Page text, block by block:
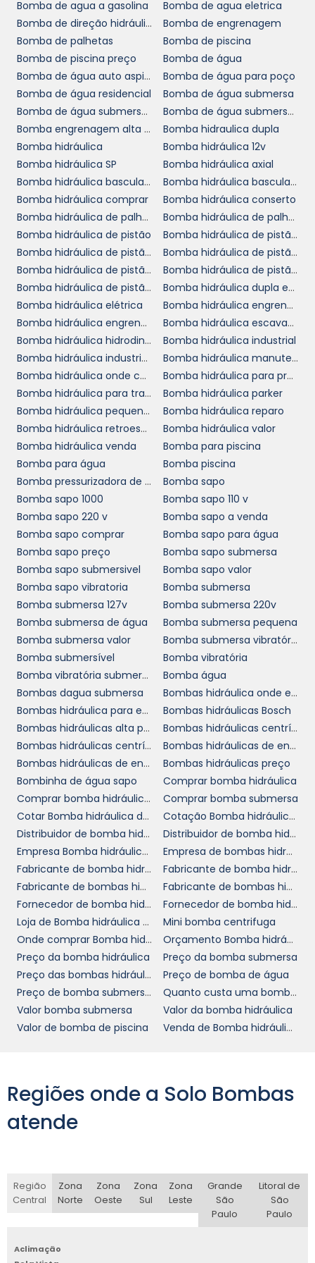
Em seguida, é fundamental considerar o
ambiente em que a bomba será utilizada. A
presença de elementos corrosivos, altos níveis
de sedimentação ou temperaturas extremas
pode exigir soluções técnicas específicas,
como bombas com revestimentos especiais
ou sistemas de refrigeração. Uma análise
cuidadosa dessas variáveis evitará surpresas
desagradáveis e irá maximizar a operação de
sua bomba.
MANUTENÇÃO DAS
BOMBAS DE ÁGUA: UM
INVESTIMENTO EM
LONGEVIDADE
A manutenção regular dasbombas de
águaé crucial para assegurar seu
funcionamento adequado e prolongar sua
vida útil. Realizar inspeções periódicas
permite identificar possíveis desgastes e
falhas antes que elas resultem em paradas
imprevistas. Além disso, a troca de
componentes desgastados em intervalos
adequados é uma prática que pode evitar
custos muito maiores de reparo ou
substituição.
Utilizar um plano de manutenção preventiva é
uma decisão inteligente para empresas que
buscam não apenas economizar, mas
também garantir a disponibilidade contínua
de suas operações. Ao integrar a manutenção
ao planejamento operacional, sua empresa
pode trabalhar de forma mais eficiente,
reduzindo o tempo de inatividade e
aumentando a produtividade geral.
INVESTINDO EM BOMBAS
DE ÁGUA DE QUALIDADE
Quando se trata de adquirirbombas de
água , o investimento em produtos de
qualidade é uma decisão estratégica. Optar
por fabricantes que oferecem garantia e
assistências técnicas é o caminho para evitar
surpresas indesejadas. Esses fornecedores
geralmente têm uma gama de produtos que
atende a diferentes demandas do mercado,
garantindo eficiência e segurança em todos
os processos.
Além disso, manter um relacionamento
próximo com o fornecedor pode trazer
vantagens competitivas, como acesso
prioritário a novos modelos, inovações
tecnológicas e condições especiais de
aquisição. Com um parceiro de confiança,
sua empresa pode estar sempre à frente,
ENTRE EM CONTATO PARA
ORÇAMENTO
e práticas para otimizar suas operações, não
hesite em entrar em contato conosco. Nossa
equipe especializada está à disposição para
águaque atendem às necessidades do seu
Bomba de agua a gasolina
Bomba de agua eletrica
Bomba de direção hidráulica
Bomba de engrenagem
Bomba de palhetas
Bomba de piscina
Bomba de piscina preço
Bomba de água
Bomba de água auto aspirante
Bomba de água para poço
Bomba de água residencial
Bomba de água submersa
Bomba de água submersa para poço
Bomba de água submersa preço
Bomba engrenagem alta pressão
Bomba hidraulica dupla
Bomba hidráulica
Bomba hidráulica 12v
Bomba hidráulica SP
Bomba hidráulica axial
Bomba hidráulica basculante
Bomba hidráulica basculante preço
Bomba hidráulica comprar
Bomba hidráulica conserto
Bomba hidráulica de palheta
Bomba hidráulica de palhetas variável
Bomba hidráulica de pistão
Bomba hidráulica de pistão a venda
Bomba hidráulica de pistão cotar
Bomba hidráulica de pistão cotação
Bomba hidráulica de pistão loja
Bomba hidráulica de pistão onde comprar
Bomba hidráulica de pistão orçamento
Bomba hidráulica dupla em SP
Bomba hidráulica elétrica
Bomba hidráulica engrenagem
Bomba hidráulica engrenagem valor
Bomba hidráulica escavadeira
Bomba hidráulica hidrodinâmica
Bomba hidráulica industrial
Bomba hidráulica industrial preço
Bomba hidráulica manutenção
Bomba hidráulica onde comprar
Bomba hidráulica para prensa
Bomba hidráulica para trator
Bomba hidráulica parker
Bomba hidráulica pequena preço
Bomba hidráulica reparo
Bomba hidráulica retroescavadeira
Bomba hidráulica valor
Bomba hidráulica venda
Bomba para piscina
Bomba para água
Bomba piscina
Bomba pressurizadora de água
Bomba sapo
Bomba sapo 1000
Bomba sapo 110 v
Bomba sapo 220 v
Bomba sapo a venda
Bomba sapo comprar
Bomba sapo para água
Bomba sapo preço
Bomba sapo submersa
Bomba sapo submersivel
Bomba sapo valor
Bomba sapo vibratoria
Bomba submersa
Bomba submersa 127v
Bomba submersa 220v
Bomba submersa de água
Bomba submersa pequena
Bomba submersa valor
Bomba submersa vibratória
Bomba submersível
Bomba vibratória
Bomba vibratória submersa
Bomba água
Bombas dagua submersa
Bombas hidráulica onde encontrar
Bombas hidráulica para empilhadeira
Bombas hidráulicas Bosch
Bombas hidráulicas alta pressão
Bombas hidráulicas centrífugas
Bombas hidráulicas centrífugas comprar
Bombas hidráulicas de engrenagens comprar
Bombas hidráulicas de engrenagens em SP
Bombas hidráulicas preço
Bombinha de água sapo
Comprar bomba hidráulica
Comprar bomba hidráulica em SP
Comprar bomba submersa
Cotar Bomba hidráulica de pistão
Cotação Bomba hidráulica de pistão
Distribuidor de bomba hidráulica axial
Distribuidor de bomba hidráulica hidrodinâmica
Empresa Bomba hidráulica de pistão
Empresa de bombas hidráulica para empilhadeira SP
Fabricante de bomba hidráulica
Fabricante de bomba hidráulica Rexroth
Fabricante de bombas hidráulicas alta pressão
Fabricante de bombas hidráulicas bosch
Fornecedor de bomba hidráulica
Fornecedor de bomba hidráulica trator
Loja de Bomba hidráulica de pistão
Mini bomba centrifuga
Onde comprar Bomba hidráulica de pistão
Orçamento Bomba hidráulica de pistão
Preço da bomba hidráulica
Preço da bomba submersa
Preço das bombas hidráulicas em SP
Preço de bomba de água
Preço de bomba submersivel
Quanto custa uma bomba de água
Valor bomba submersa
Valor da bomba hidráulica
Valor de bomba de piscina
Venda de Bomba hidráulica de pistão
Regiões onde a Solo Bombas
atende
Região
Central
Zona
Norte
Zona
Oeste
Zona
Sul
Zona
Leste
Grande
São
Paulo
Litoral de
São
Paulo
Aclimação